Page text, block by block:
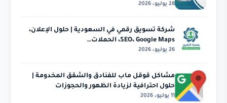
28 يوليو، 2026
شركة تسويق رقمي في السعودية | حلول الإعلان،
SEO، Google Maps، الحملات…
26 يوليو، 2026
مشاكل قوقل ماب للفنادق والشقق المخدومة |
حلول احترافية لزيادة الظهور والحجوزات
11 يوليو، 2026